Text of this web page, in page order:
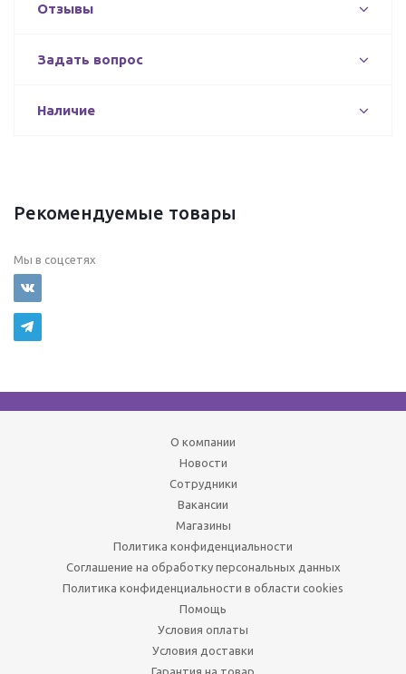
Отзывы
Задать вопрос
Наличие
Рекомендуемые товары
Мы в соцсетях
О компании
Новости
Сотрудники
Вакансии
Магазины
Политика конфиденциальности
Соглашение на обработку персональных данных
Политика конфиденциальности в области cookies
Помощь
Условия оплаты
Условия доставки
Гарантия на товар